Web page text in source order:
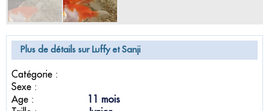
Plus de détails sur Luffy et Sanji
Catégorie :
Sexe :
Age :
11 mois